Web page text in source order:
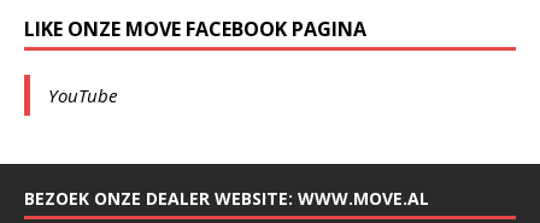
LIKE ONZE MOVE FACEBOOK PAGINA
YouTube
BEZOEK ONZE DEALER WEBSITE: WWW.MOVE.AL